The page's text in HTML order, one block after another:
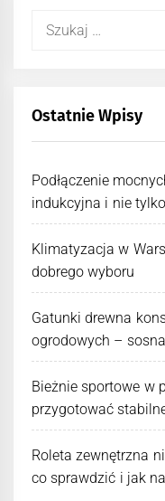
Szukaj:
Ostatnie Wpisy
Podłączenie
indukcyjna i nie tylko
Klimatyzacja w
dobrego wyboru
Gatunki drewna
ogrodowych –
Bieżnie sportowe w
przygotować
Roleta zewnętrzna
co sprawdzić i jak